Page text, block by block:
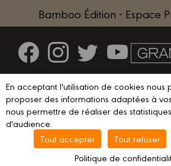
Bamboo Édition - Espace
Contactez-nous
Devenir
© 2023 GRAND ANGLE Mentions légales
Vie privée
Gestion des
En acceptant l'utilisation de cookies nous
proposer des informations adaptées à
nous permettre de réaliser des
d'audience.
Tout accepter
Tout refuser
Politique de